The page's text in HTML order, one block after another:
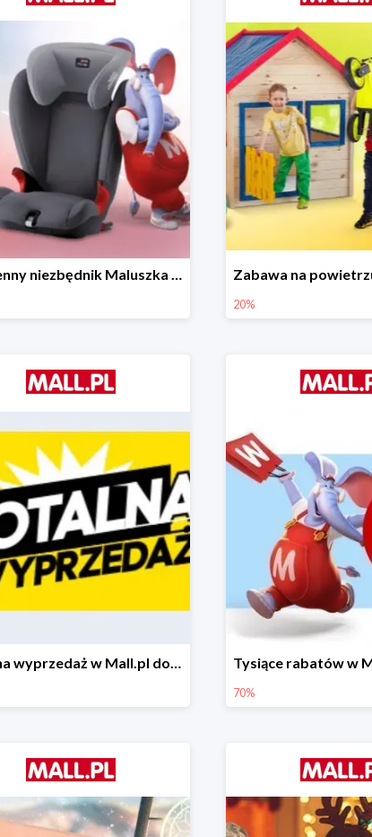
Wiosenny niezbędnik Maluszka w Mall.pl do -44%
20%
Totalna wyprzedaż w Mall.pl do -80%
70%